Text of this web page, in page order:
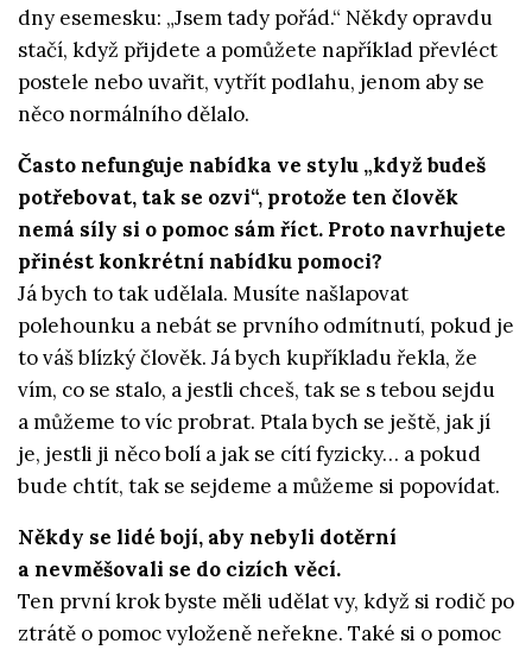
dny esemesku: „Jsem tady pořád.“ Někdy opravdu
stačí, když přijdete a pomůžete například převléct
postele nebo uvařit, vytřít podlahu, jenom aby se
něco normálního dělalo.
Často nefunguje nabídka ve stylu „když budeš
potřebovat, tak se ozvi“, protože ten člověk
nemá síly si o pomoc sám říct. Proto navrhujete
přinést konkrétní nabídku pomoci?
Já bych to tak udělala. Musíte našlapovat
polehounku a nebát se prvního odmítnutí, pokud je
to váš blízký člověk. Já bych kupříkladu řekla, že
vím, co se stalo, a jestli chceš, tak se s tebou sejdu
a můžeme to víc probrat. Ptala bych se ještě, jak jí
je, jestli ji něco bolí a jak se cítí fyzicky… a pokud
bude chtít, tak se sejdeme a můžeme si popovídat.
Někdy se lidé bojí, aby nebyli dotěrní
a nevměšovali se do cizích věcí.
Ten první krok byste měli udělat vy, když si rodič po
ztrátě o pomoc vyloženě neřekne. Také si o pomoc